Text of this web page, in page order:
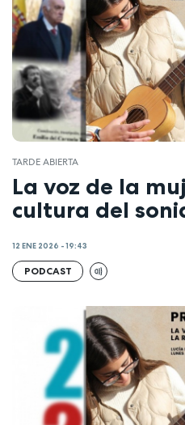
TARDE ABIERTA
La voz de la
cultura del
12 ENE 2026 - 19:43
PODCAST